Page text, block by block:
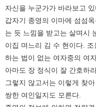
자신을 누군가가 바라보고
갑자기 종영의 이마에 섬섬
는 듯 느낌을 받고는 살며시
이집 며느리 김 수 현이다.
하는 법이 없는 여자중의 여
아마도 장 정식이 잘 간호하
그렇지 않고서는 이렇게 찾
쌍한 여인일지도 모른다.